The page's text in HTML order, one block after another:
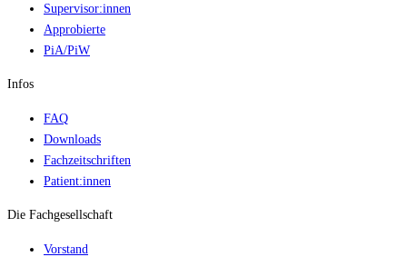
Supervisor:innen
Approbierte
PiA/PiW
Infos
FAQ
Downloads
Fachzeitschriften
Patient:innen
Die Fachgesellschaft
Vorstand